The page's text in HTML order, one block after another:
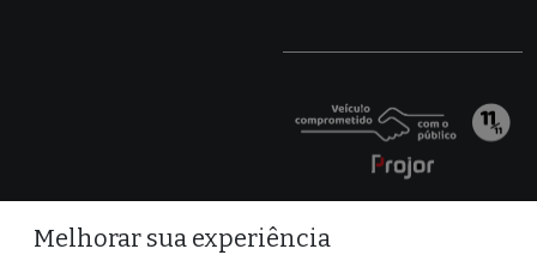
Melhorar sua experiência